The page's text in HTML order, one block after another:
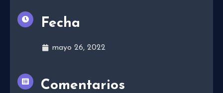
Fecha
mayo 26, 2022
Comentarios